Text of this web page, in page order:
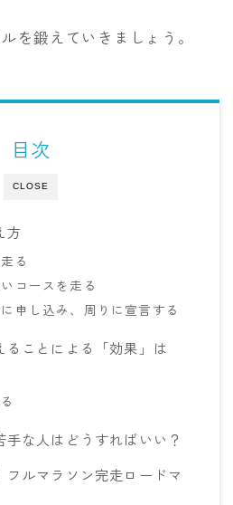
を鍛えていきましょう。
CLOSE
目次
方
る
コースを走る
申し込み、周りに宣言する
ることによる「効果」は
手な人はどうすればいい？
フルマラソン完走ロードマ